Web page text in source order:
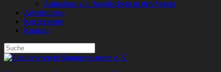
Aufnahme von Jungfischern in den Verein
Arbeitsdienst
Kochrezepte
Kontakt